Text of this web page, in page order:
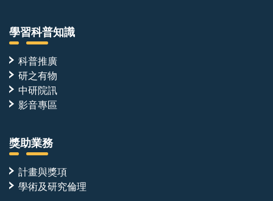
學習科普知識
科普推廣
研之有物
中研院訊
影音專區
獎助業務
計畫與獎項
學術及研究倫理